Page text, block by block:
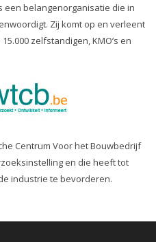
een belangenorganisatie die in
Zij komt op en verleent
zelfstandigen, KMO’s en
Centrum Voor het Bouwbedrijf
en die heeft tot
industrie te bevorderen.